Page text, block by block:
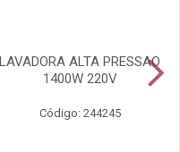
LAVADORA ALTA PRESSAO
1400W 220V
Código: 244245